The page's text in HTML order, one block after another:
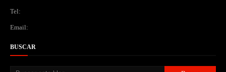
Tel:
Email:
BUSCAR